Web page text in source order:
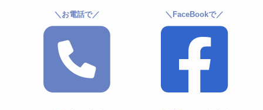
＼お電話で／ ＼FaceBookで／